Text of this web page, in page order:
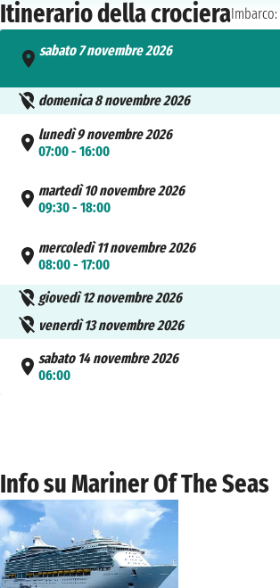
Itinerario della crocieraImbarco:
sabato 7 novembre 2026
domenica 8 novembre 2026
lunedì 9 novembre 2026
07:00 - 16:00
martedì 10 novembre 2026
09:30 - 18:00
mercoledì 11 novembre 2026
08:00 - 17:00
giovedì 12 novembre 2026
venerdì 13 novembre 2026
sabato 14 novembre 2026
06:00
Info su Mariner Of The Seas